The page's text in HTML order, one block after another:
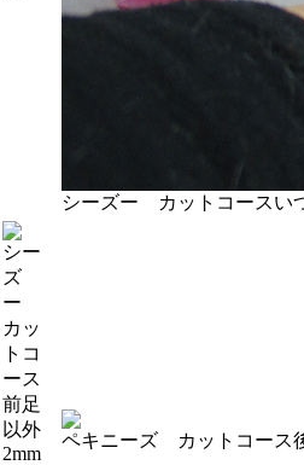
シーズー カットコースい
シー
ズ
ー
カッ
トコ
ース
前足
以外
2mm
ペキニーズ カットコース